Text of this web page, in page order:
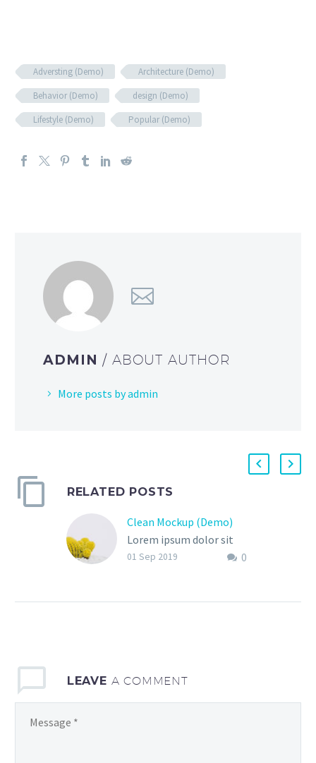
Adversting (Demo)
Architecture (Demo)
Behavior (Demo)
design (Demo)
Lifestyle (Demo)
Popular (Demo)
ADMIN / ABOUT AUTHOR
More posts by admin
RELATED POSTS
Clean Mockup (Demo)
Lorem ipsum dolor sit
amet, consectetur adi 0
01 Sep 2019
LEAVE A COMMENT